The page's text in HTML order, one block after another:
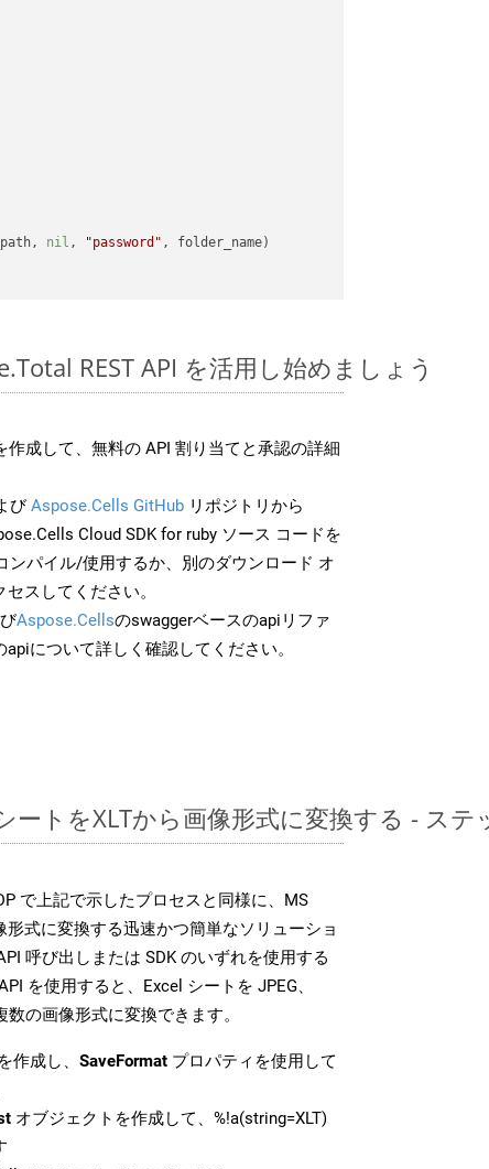
nil , "password"
REST API を活用し始めましょう
作成して、無料の API 割り当てと承認の詳細
びAspose.Cells GitHub リポジトリから
Cloud SDK for ruby ソース コードを
ンパイル/使用するか、別のダウンロード オ
スしてください。
Aspose.Cellsのswaggerベースのapiリファ
について詳しく確認してください。
ートをXLTから画像形式に変換する - ス
で上記で示したプロセスと同様に、MS
式に変換する迅速かつ簡単なソリューショ
呼び出しまたは SDK のいずれを使用する
を使用すると、Excel シートを JPEG、
数の画像形式に変換できます。
作成し、 SaveFormat プロパティを使用して
オブジェクトを作成して、%!a(string=XLT)